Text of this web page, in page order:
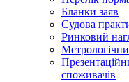
Бланки заяв
Судова
Ринковий
споживачів